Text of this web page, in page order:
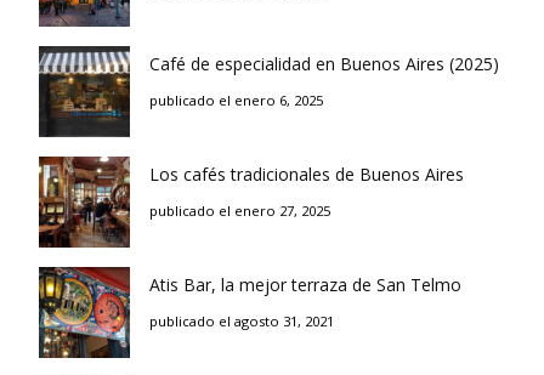
Café de especialidad en Buenos Aires (2025)
publicado el enero 6, 2025
Los cafés tradicionales de Buenos Aires
publicado el enero 27, 2025
Atis Bar, la mejor terraza de San Telmo
publicado el agosto 31, 2021